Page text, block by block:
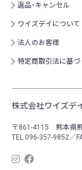
返品・キャンセル
ワイズデイについて
法人のお客様
特定商取引法に基づ
株式会社ワイズデ
〒861-4115 熊本県
TEL.096-357-9852／